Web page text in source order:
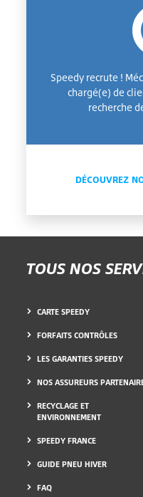
Speedy recrute !
chargé(e) de
recherche
DÉCOUVREZ
TOUS NOS
CARTE SPEEDY
FORFAITS CONTRÔLES
LES GARANTIES SPEEDY
NOS ASSUREURS
RECYCLAGE ET
ENVIRONNEMENT
SPEEDY FRANCE
GUIDE PNEU HIVER
FAQ